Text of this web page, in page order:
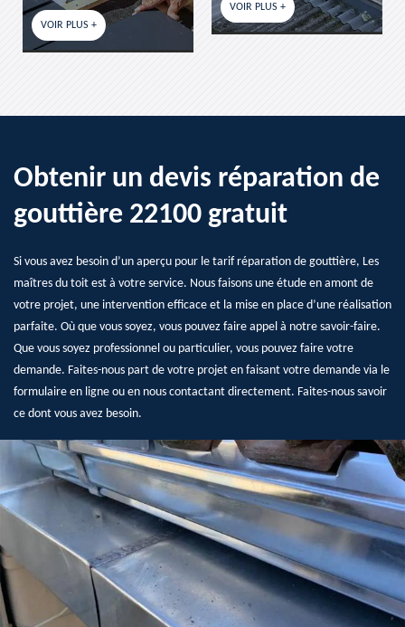
+
VOIR PLUS + VOIR
Obtenir un devis réparation de
gouttière 22100 gratuit
Si vous avez besoin d’un aperçu pour le tarif réparation de gouttière, Les
maîtres du toit est à votre service. Nous faisons une étude en amont de
votre projet, une intervention efficace et la mise en place d’une réalisation
parfaite. Où que vous soyez, vous pouvez faire appel à notre savoir-faire.
Que vous soyez professionnel ou particulier, vous pouvez faire votre
demande. Faites-nous part de votre projet en faisant votre demande via le
formulaire en ligne ou en nous contactant directement. Faites-nous savoir
ce dont vous avez besoin.